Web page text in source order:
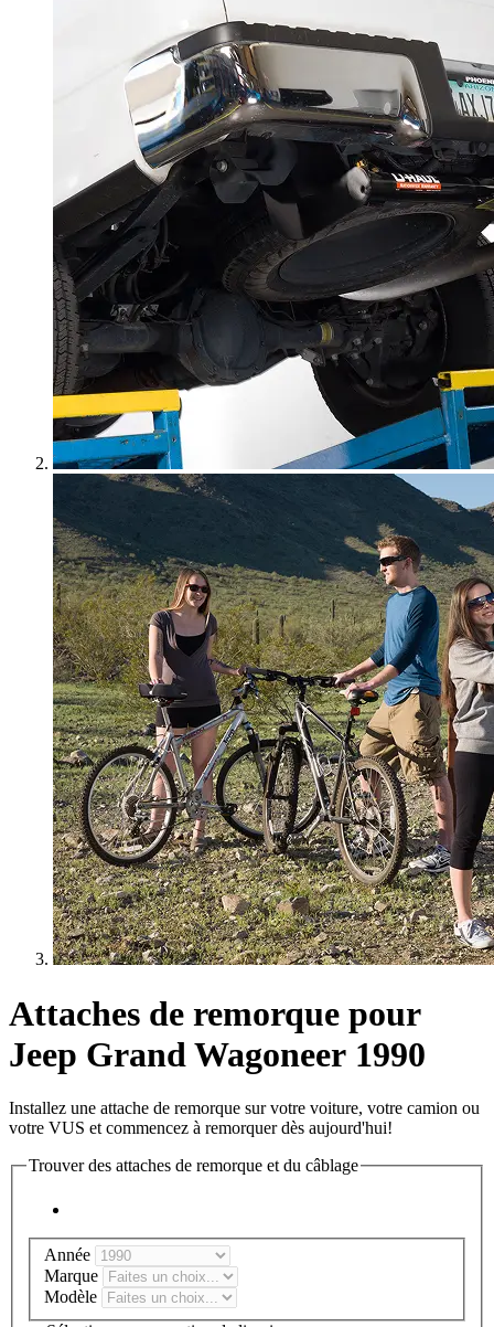
Attaches de remorque pour
Jeep Grand Wagoneer 1990
Installez une attache de remorque sur votre voiture, votre camion ou
votre VUS et commencez à remorquer dès aujourd'hui!
Trouver des attaches de remorque et du câblage
Année
Marque
Modèle